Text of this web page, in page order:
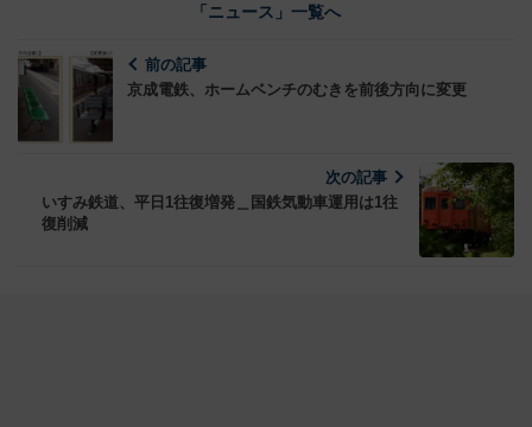
「ニュース」一覧へ
前の記事
京成電鉄、ホームベンチのむきを前後方向に変更
次の記事
いすみ鉄道、平日1往復増発＿国鉄気動車運用は1往
復削減